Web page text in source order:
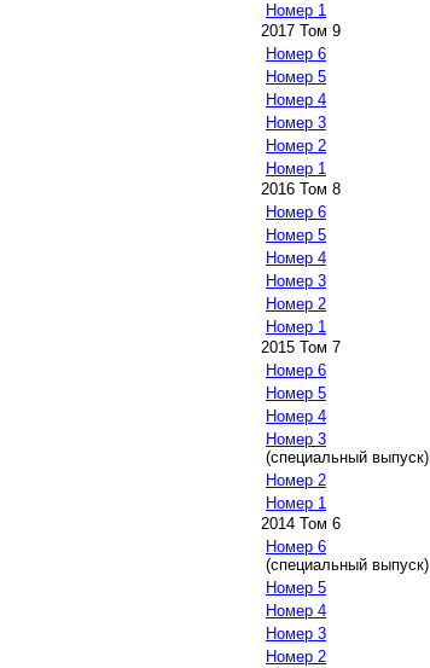
Номер 1
2017 Том 9
Номер 6
Номер 5
Номер 4
Номер 3
Номер 2
Номер 1
2016 Том 8
Номер 6
Номер 5
Номер 4
Номер 3
Номер 2
Номер 1
2015 Том 7
Номер 6
Номер 5
Номер 4
Номер 3
(специальный выпуск)
Номер 2
Номер 1
2014 Том 6
Номер 6
(специальный выпуск)
Номер 5
Номер 4
Номер 3
Номер 2